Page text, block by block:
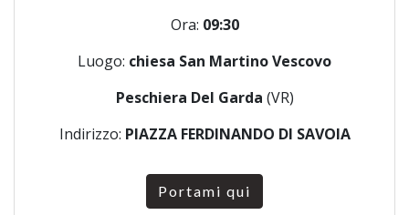
Ora: 09:30
Luogo: chiesa San Martino Vescovo
Peschiera Del Garda (VR)
Indirizzo: PIAZZA FERDINANDO DI SAVOIA
Portami qui